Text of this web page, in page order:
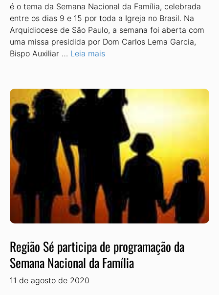
é o tema da Semana Nacional da Família, celebrada
entre os dias 9 e 15 por toda a Igreja no Brasil. Na
Arquidiocese de São Paulo, a semana foi aberta com
uma missa presidida por Dom Carlos Lema Garcia,
Bispo Auxiliar … Leia mais
Região Sé participa de programação da
Semana Nacional da Família
11 de agosto de 2020